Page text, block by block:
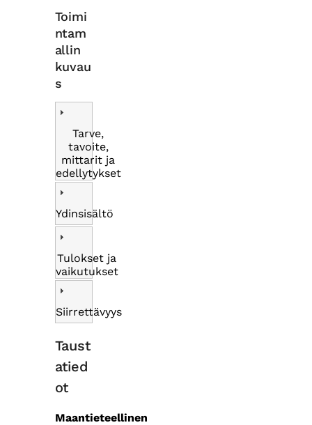
Toimi
ntam
allin
kuvau
s
Tarve,
tavoite,
mittarit ja
edellytykset
Ydinsisältö
Tulokset ja
vaikutukset
Siirrettävyys
Taust
atied
ot
Maantieteellinen